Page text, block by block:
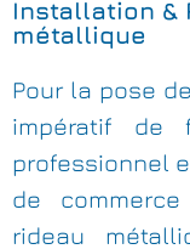
Installation &
métallique
Pour la pose
impératif de
professionnel
de
rideau